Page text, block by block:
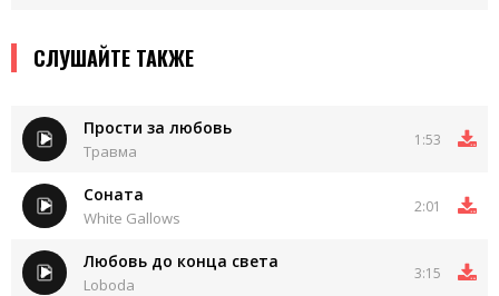
СЛУШАЙТЕ ТАКЖЕ
Прости за любовь
Травма
1:53
Соната
White Gallows
2:01
Любовь до конца света
Loboda
3:15